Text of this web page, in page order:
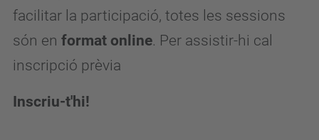
facilitar la participació, totes les sessions
són en format online. Per assistir-hi cal
inscripció prèvia
Inscriu-t'hi!